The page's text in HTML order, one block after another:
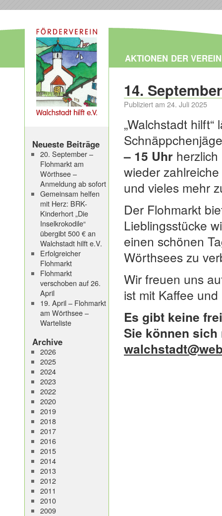
AKTIONEN DER VEREIN
14.
Publiziert am 24. Juli 2025
„Walchstadt
– 15 Uhr
wieder
und vieles mehr
Der Flohmarkt
Lieblingsstücke
einen schönen
Wörthsees zu
Wir freuen uns
ist mit Kaffee
Es gibt keine
Sie können
Neueste Beiträge
20. September –
Flohmarkt am
Wörthsee –
Anmeldung ab sofort
Gemeinsam helfen
mit Herz: BRK-
Kinderhort „Die
Inselkrokodile“
übergibt 500 € an
Walchstadt hilft e.V.
Erfolgreicher
Flohmarkt
Flohmarkt
verschoben auf 26.
April
19. April – Flohmarkt
am Wörthsee –
Warteliste
Archive
2026
2025
2024
2023
2022
2020
2019
2018
2017
2016
2015
2014
2013
2012
2011
2010
2009